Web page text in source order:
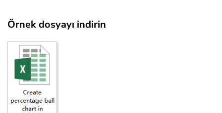
Örnek dosyayı indirin